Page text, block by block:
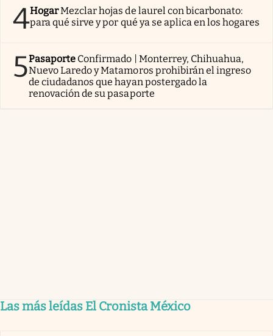
4HogarMezclar hojas de laurel con bicarbonato:
para qué sirve y por qué ya se aplica en los hogares
5Pasaporte Confirmado | Monterrey, Chihuahua,
Nuevo Laredo y Matamoros prohibirán el ingreso
de ciudadanos que hayan postergado la
renovación de su pasaporte
Las más leídas El Cronista México